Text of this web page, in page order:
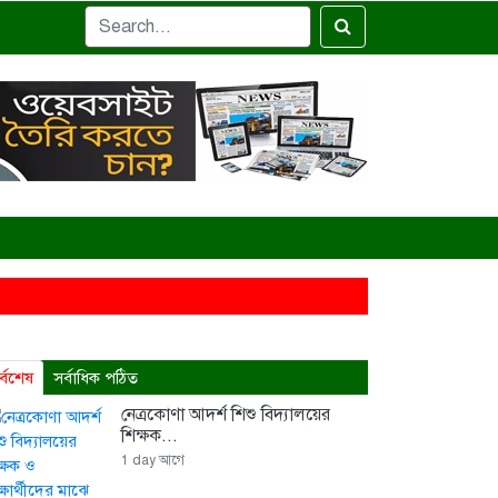
জয়গান
বাবাকে জরিমানা
পরিবারকে সহায়তা ওয়ালটন প্লাজার
সর্বাধিক পঠিত
নেত্রকোণা আদর্শ শিশু বিদ্যালয়ের
শিক্ষক...
1 day আগে